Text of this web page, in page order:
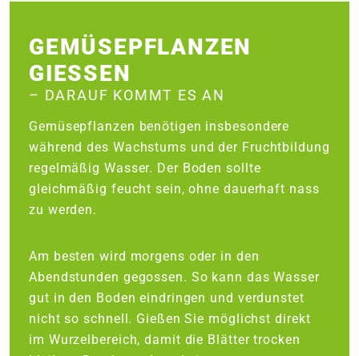
GEMÜSEPFLANZEN
GIESSEN
– DARAUF KOMMT ES AN
Gemüsepflanzen benötigen insbesondere
während des Wachstums und der Fruchtbildung
regelmäßig Wasser. Der Boden sollte
gleichmäßig feucht sein, ohne dauerhaft nass
zu werden.
Am besten wird morgens oder in den
Abendstunden gegossen. So kann das Wasser
gut in den Boden eindringen und verdunstet
nicht so schnell. Gießen Sie möglichst direkt
im Wurzelbereich, damit die Blätter trocken